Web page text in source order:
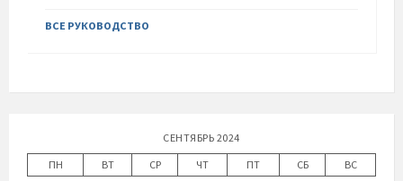
ВСЕ РУКОВОДСТВО
СЕНТЯБРЬ 2024
ПН
ВТ СР ЧТ ПТ СБ
ВС